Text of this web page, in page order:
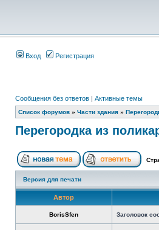
Вход Регистрация
Сообщения без ответов | Активные темы
Список форумов » Части здания »
Перегородка из
Версия для печати
Автор
BorisSfen Заголовок